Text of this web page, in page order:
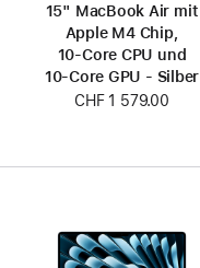
15" MacBook Air mit
Apple M4 Chip,
10‑Core CPU und
10‑Core GPU - Silber
CHF 1 579.00